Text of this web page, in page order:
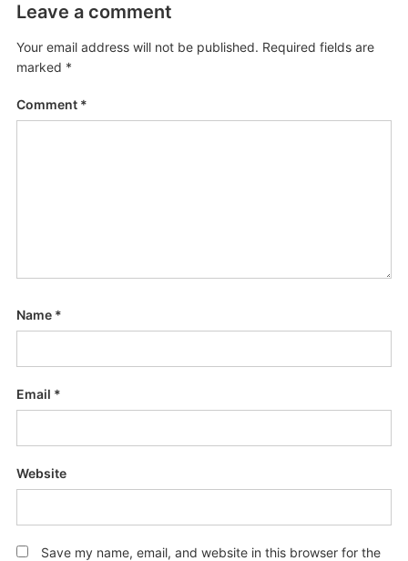
Leave a comment
Your email address will not be published. Required fields are
marked *
Comment *
Name *
Email *
Website
Save my name, email, and website in this browser for the